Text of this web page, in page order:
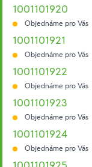
1001101920
Objednáme pro Vás
1001101921
Objednáme pro Vás
1001101922
Objednáme pro Vás
1001101923
Objednáme pro Vás
1001101924
Objednáme pro Vás